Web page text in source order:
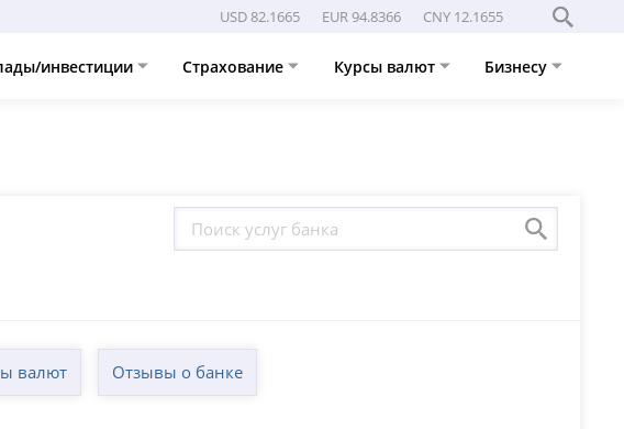
USD 82.1665 EUR 94.8366 CNY 12.1655
инвестиции Страхование Курсы валют Бизнесу
валют Отзывы о банке